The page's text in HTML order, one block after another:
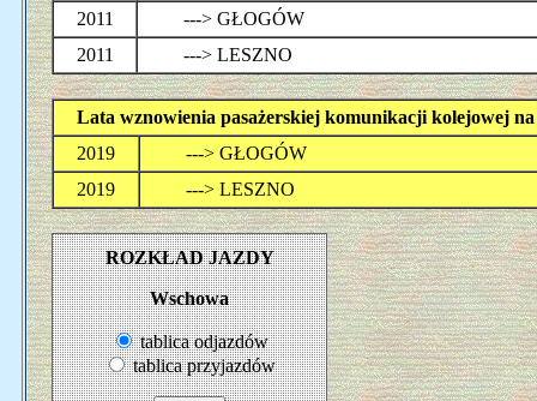
2011
---> GŁOGÓW
2011
---> LESZNO
Lata wznowienia pasażerskiej komunikacji kolejowej
2019
---> GŁOGÓW
2019
---> LESZNO
ROZKŁAD JAZDY
Wschowa
tablica odjazdów
tablica przyjazdów